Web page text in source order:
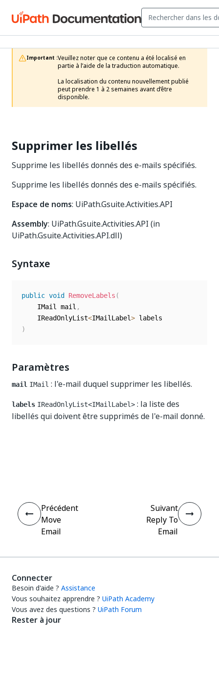
Important :Veuillez noter que ce contenu a été localisé en
partie à l’aide de la traduction automatique.
La localisation du contenu nouvellement publié
peut prendre 1 à 2 semaines avant d’être
disponible.
Supprimer les libellés
Supprime les libellés donnés des e-mails spécifiés.
Supprime les libellés donnés des e-mails spécifiés.
Espace de noms: UiPath.Gsuite.Activities.API
Assembly: UiPath.Gsuite.Activities.API (in
UiPath.Gsuite.Activities.API.dll)
Syntaxe
public void RemoveLabels (
	IMail mail
,
	IReadOnlyList
<IMailLabel>
)
Paramètres
mail IMail : l'e-mail duquel supprimer les libellés.
labels IReadOnlyList<IMailLabel> : la liste des
libellés qui doivent être supprimés de l'e-mail donné.
Précédent
Move
Email
Suivant
Reply To
Email
Connecter
Besoin d'aide ? Assistance
Vous souhaitez apprendre ? UiPath Academy
Vous avez des questions ? UiPath Forum
Rester à jour